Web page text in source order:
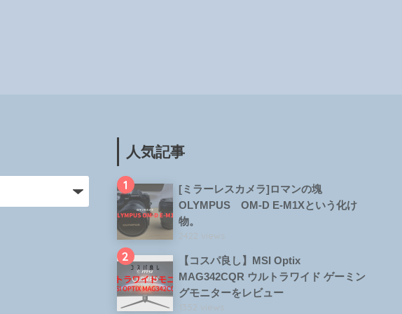
人気記事
1
[ミラーレスカメラ]ロマンの塊
OLYMPUS OM-D E-M1Xという化け
物。
2422 views
2
【コスパ良し】MSI Optix
MAG342CQR ウルトラワイド ゲーミン
グモニターをレビュー
1352 views